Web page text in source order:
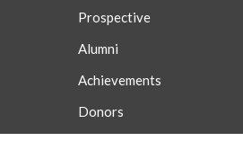
Prospective
Alumni
Achievements
Donors